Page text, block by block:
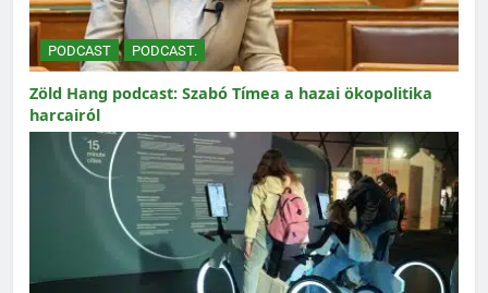
PODCAST PODCAST.
Zöld Hang podcast: Szabó Tímea a hazai ökopolitika
harcairól